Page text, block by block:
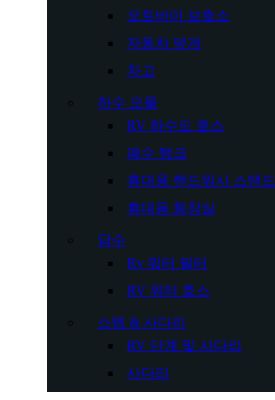
오토바이 보호소
자동차 덮개
차고
하수 오물
RV 하수도 호스
폐수 탱크
휴대용 핸드워시 스탠드
휴대용 화장실
담수
Rv 워터 필터
RV 워터 호스
스텝 & 사다리
RV 단계 및 사다리
사다리